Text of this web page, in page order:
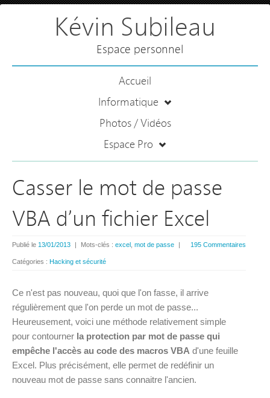
Kévin Subileau
Espace personnel
Accueil
Informatique
Photos / Vidéos
Espace Pro
Casser le mot de passe
VBA d’un fichier Excel
195 Commentaires
Publié le 13/01/2013 | Mots-clés : excel mot de passe |
Catégories : Hacking et sécurité
Ce n'est pas nouveau, quoi que l'on fasse, il arrive
régulièrement que l'on perde un mot de passe...
Heureusement, voici une méthode relativement simple
pour contourner la protection par mot de passe qui
empêche l'accès au code des macros VBA d'une feuille
Excel. Plus précisément, elle permet de redéfinir un
nouveau mot de passe sans connaitre l'ancien.